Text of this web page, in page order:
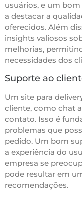
usuários, e um
a destacar a
oferecidos. Além
insights valiosos
melhorias,
necessidades dos
Suporte ao
Um site para
cliente, como chat
contato. Isso é
problemas que
pedido. Um bom
a experiência do
empresa se
pode resultar em
recomendações.